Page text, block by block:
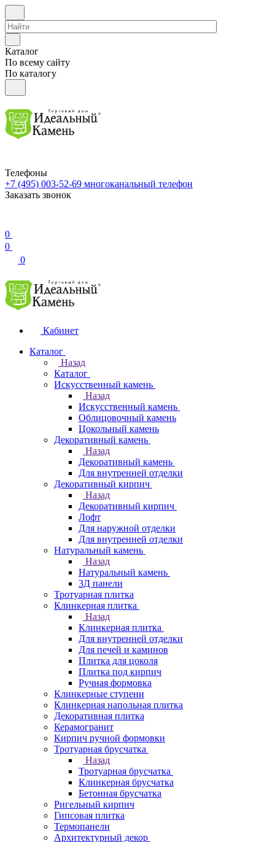
Каталог
По всему сайту
По каталогу
Телефоны
+7 (495) 003-52-69 многоканальный телефон
Заказать звонок
0
0
0
Кабинет
Каталог
Назад
Каталог
Искусственный камень
Назад
Искусственный камень
Облицовочный камень
Цокольный камень
Декоративный камень
Назад
Декоративный камень
Для внутренней отделки
Декоративный кирпич
Назад
Декоративный кирпич
Лофт
Для наружной отделки
Для внутренней отделки
Натуральный камень
Назад
Натуральный камень
3Д панели
Тротуарная плитка
Клинкерная плитка
Назад
Клинкерная плитка
Для внутренней отделки
Для печей и каминов
Плитка для цоколя
Плитка под кирпич
Ручная формовка
Клинкерные ступени
Клинкерная напольная плитка
Декоративная плитка
Керамогранит
Кирпич ручной формовки
Тротуарная брусчатка
Назад
Тротуарная брусчатка
Клинкерная брусчатка
Бетонная брусчатка
Ригельный кирпич
Гипсовая плитка
Термопанели
Архитектурный декор